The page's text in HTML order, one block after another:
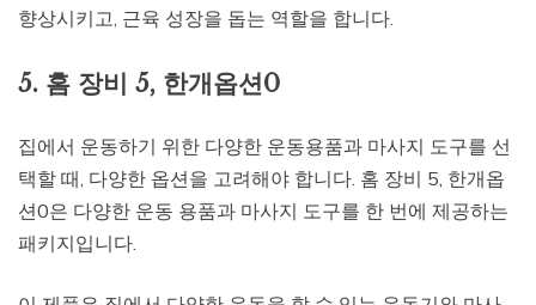
향상시키고, 근육 성장을 돕는 역할을 합니다.
5. 홈 장비 5, 한개옵션0
집에서 운동하기 위한 다양한 운동용품과 마사지 도구를 선
택할 때, 다양한 옵션을 고려해야 합니다. 홈 장비 5, 한개옵
션0은 다양한 운동 용품과 마사지 도구를 한 번에 제공하는
패키지입니다.